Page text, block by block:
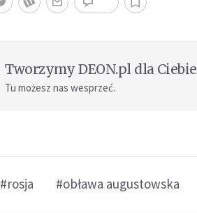
Tworzymy DEON.pl dla Ciebie
Tu możesz nas wesprzeć.
#rosja #obława augustowska